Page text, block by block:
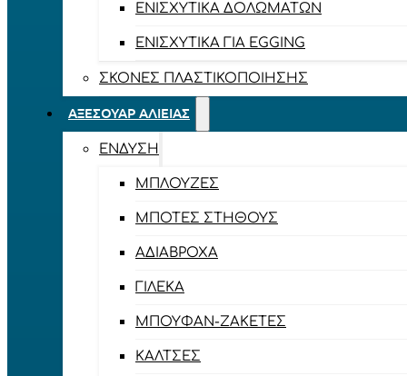
ΕΝΙΣΧΥΤΙΚΆ ΔΟΛΩΜΆΤΩΝ
ΕΝΙΣΧΥΤΙΚΆ ΓΙΑ EGGING
ΣΚΌΝΕΣ ΠΛΑΣΤΙΚΟΠΟΊΗΣΗΣ
ΑΞΕΣΟΥΆΡ ΑΛΙΕΊΑΣ
ΈΝΔΥΣΗ
ΜΠΛΟΎΖΕΣ
ΜΠΌΤΕΣ ΣΤΉΘΟΥΣ
ΑΔΙΆΒΡΟΧΑ
ΓΙΛΈΚΑ
ΜΠΟΥΦΆΝ-ΖΑΚΈΤΕΣ
ΚΆΛΤΣΕΣ